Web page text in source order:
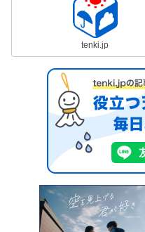
tenki.jp